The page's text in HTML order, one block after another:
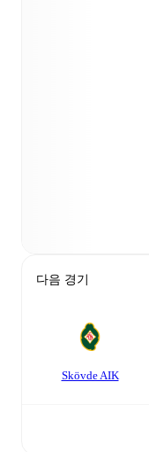
다음 경기
Skövde AIK